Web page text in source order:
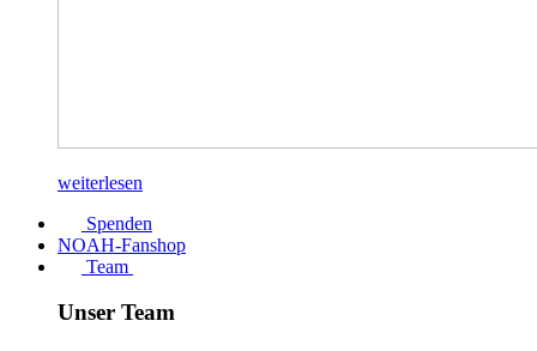
weiterlesen
Spenden
NOAH-Fanshop
Team
Unser Team